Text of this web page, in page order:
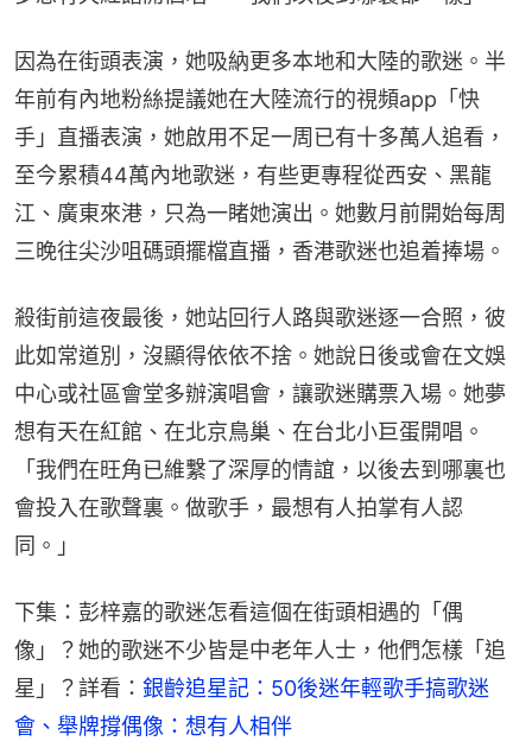
因為在街頭表演，她吸納更多本地和大陸的歌迷。半
年前有內地粉絲提議她在大陸流行的視頻app「快
手」直播表演，她啟用不足一周已有十多萬人追看，
至今累積44萬內地歌迷，有些更專程從西安、黑龍
江、廣東來港，只為一睹她演出。她數月前開始每周
三晚往尖沙咀碼頭擺檔直播，香港歌迷也追着捧場。
殺街前這夜最後，她站回行人路與歌迷逐一合照，彼
此如常道別，沒顯得依依不捨。她說日後或會在文娛
中心或社區會堂多辦演唱會，讓歌迷購票入場。她夢
想有天在紅館、在北京鳥巢、在台北小巨蛋開唱。
「我們在旺角已維繫了深厚的情誼，以後去到哪裏也
會投入在歌聲裏。做歌手，最想有人拍掌有人認
同。」
下集：彭梓嘉的歌迷怎看這個在街頭相遇的「偶
像」？她的歌迷不少皆是中老年人士，他們怎樣「追
星」？詳看： 銀齡追星記：50後迷年輕歌手搞歌迷
會、舉牌撐偶像：想有人相伴